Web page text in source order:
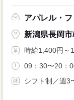
アパレル・
新潟県長岡市
時給1,400円～
09：30〜20：
シフト制／週3